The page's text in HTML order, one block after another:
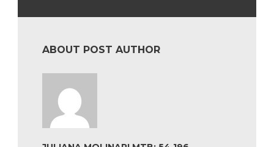
ABOUT POST AUTHOR